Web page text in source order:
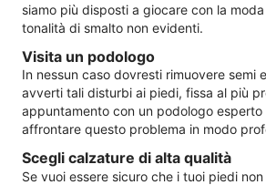
siamo più disposti a giocare con la
tonalità di smalto non evidenti.
Visita un podologo
In nessun caso dovresti rimuovere semi
avverti tali disturbi ai piedi, fissa al più
appuntamento con un podologo
affrontare questo problema in modo
Scegli calzature di alta qualità
Se vuoi essere sicuro che i tuoi piedi